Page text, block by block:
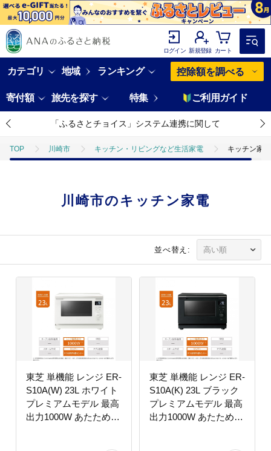
ログイン 新規登録 カート
カテゴリ 地域 ランキング 控除額を調べる
寄付額 旅先を探す 特集 ご利用ガイド
「ふるさとチョイス」システム連携に関して
TOP 川崎市 キッチン・リビングなど生活家電 キッチン家電
川崎市のキッチン家電
並べ替え:
東芝 単機能 レンジ ER-
S10A(W) 23L ホワイト
プレミアムモデル 最高
出力1000W あたため
東芝 単機能 レンジ ER-
S10A(K) 23L ブラック
プレミアムモデル 最高
出力1000W あたため